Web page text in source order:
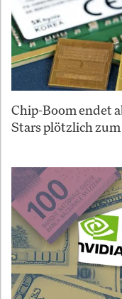
Chip-Boom endet
Stars plötzlich